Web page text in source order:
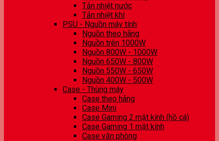
Tản nhiệt nước
Tản nhiệt khí
PSU - Nguồn máy tính
Nguồn theo hãng
Nguồn trên 1000W
Nguồn 800W - 1000W
Nguồn 650W - 800W
Nguồn 550W - 650W
Nguồn 400W - 500W
Case - Thùng máy
Case theo hãng
Case Mini
Case Gaming 2 mặt kính (hồ cá)
Case Gaming 1 mặt kính
Case văn phòng